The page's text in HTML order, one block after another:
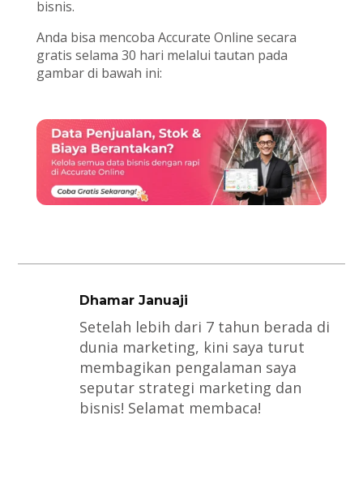
bisnis.
Anda bisa mencoba Accurate Online secara
gratis selama 30 hari melalui tautan pada
gambar di bawah ini:
Dhamar Januaji
Setelah lebih dari 7 tahun berada di
dunia marketing, kini saya turut
membagikan pengalaman saya
seputar strategi marketing dan
bisnis! Selamat membaca!